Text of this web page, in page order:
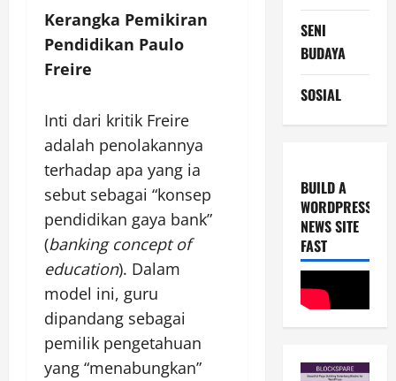
Kerangka Pemikiran
Pendidikan Paulo
Freire
Inti dari kritik Freire
adalah penolakannya
terhadap apa yang ia
sebut sebagai “konsep
pendidikan gaya bank”
(banking concept of
education). Dalam
model ini, guru
dipandang sebagai
pemilik pengetahuan
yang “menabungkan”
SENI
BUDAYA
SOSIAL
BUILD A
WORDPRESS
NEWS SITE
FAST